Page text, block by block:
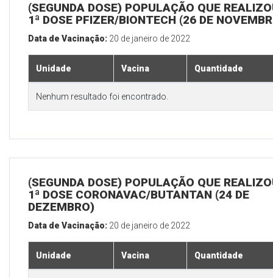
(SEGUNDA DOSE) POPULAÇÃO QUE
1ª DOSE PFIZER/BIONTECH (26 DE
Data de Vacinação: 20 de janeiro de 2022
Unidade Vacina Quantidade
Nenhum resultado foi encontrado.
(SEGUNDA DOSE) POPULAÇÃO QUE
1ª DOSE CORONAVAC/BUTANTAN (24 DE
DEZEMBRO)
Data de Vacinação: 20 de janeiro de 2022
Unidade Vacina Quantidade